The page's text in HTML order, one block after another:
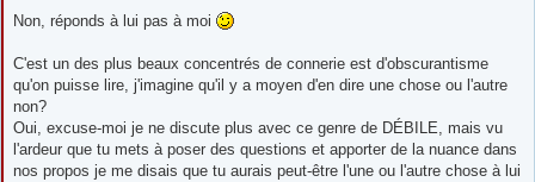
s
g
Non, réponds à lui pas à moi
C'est un des plus beaux concentrés de connerie est d'obscurantisme
qu'on puisse lire, j'imagine qu'il y a moyen d'en dire une chose ou l'autre
non?
Oui, excuse-moi je ne discute plus avec ce genre de DÉBILE, mais vu
l'ardeur que tu mets à poser des questions et apporter de la nuance dans
nos propos je me disais que tu aurais peut-être l'une ou l'autre chose à lui